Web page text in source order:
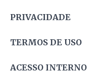
PRIVACIDADE
TERMOS DE USO
ACESSO INTERNO